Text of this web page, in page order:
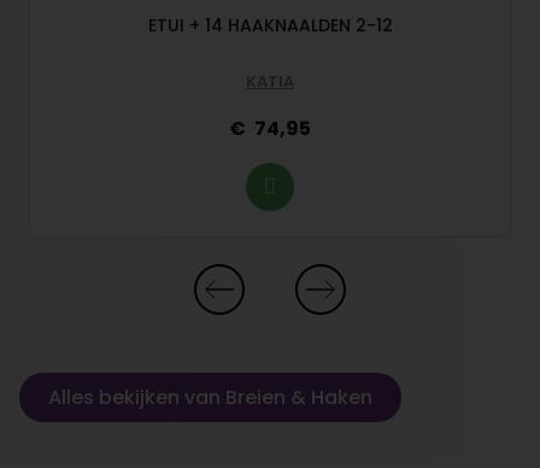
ETUI + 14 HAAKNAALDEN 2-12
KATIA
74,95
Alles bekijken van Breien & Haken